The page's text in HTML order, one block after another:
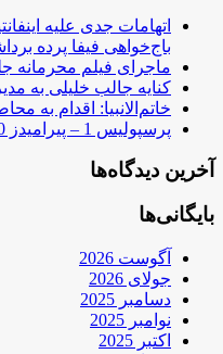
اتهامات جدی علیه
باج‌خواهی فیفا پرده
ماجرای فیلم محرمانه
کنایه جالب خلیلی به
خاتم‌الانبیا: اقدام به
پرسپولیس 1 – پیرامیدز 0: شکست قهرمان آفریقا!
آخرین دیدگاه‌ها
بایگانی‌ها
آگوست 2026
جولای 2026
دسامبر 2025
نوامبر 2025
اکتبر 2025